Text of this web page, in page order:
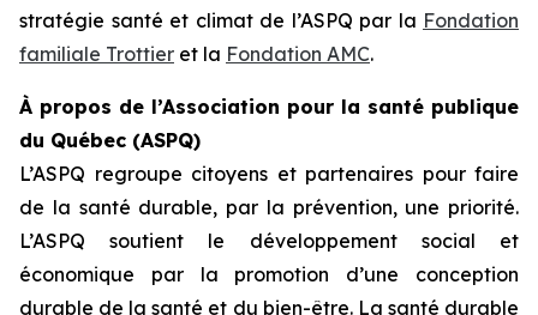
stratégie santé et climat de l’ASPQ par la Fondation
familiale Trottier et la Fondation AMC.
À propos de l’Association pour la santé publique
du Québec (ASPQ)
L’ASPQ regroupe citoyens et partenaires pour faire
de la santé durable, par la prévention, une priorité.
L’ASPQ soutient le développement social et
économique par la promotion d’une conception
durable de la santé et du bien-être. La santé durable